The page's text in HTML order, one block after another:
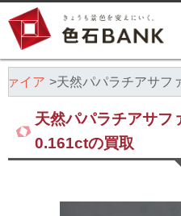
ァイア 天然パパラチアサフ
天然パパラチアサフ
0.161ctの買取